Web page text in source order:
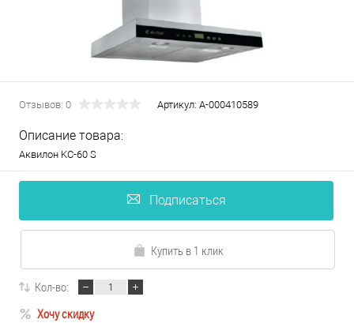
Отзывов: 0 Артикул: А-000410589
Описание товара:
Аквилон KC-60 S
Подписаться
Купить в 1 клик
Кол-во:
Хочу скидку